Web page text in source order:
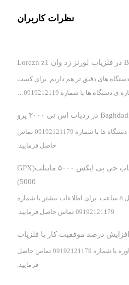
نظرات کاربران
در فلزیاب لورنز زد وان Lorezn z1
های دقیق تر هم داریم. برای کسب
ها با شماره 0919212119…
درردیاب اس تی ۳۰۰۰ پرو
برای اطلاع از قیمت دستگاه ها با شماره 09192121179 تماس
حاصل فرمایید.
فلزیاب جی پی ایکس ۵۰۰۰ ماینلب(GPX
5000)
سلام حداقل 8 ساعت. برای اطلاعات بیشتر با شماره
09192121179 تماس حاصل فرمایید.
افزایش درصد موفقیت کار با فلزیاب
سلام بله برای مشاوره با شماره 09192121179 تماس حاصل
فرمایید.